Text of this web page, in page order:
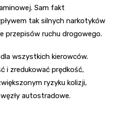
Sam fakt
tak silnych narkotyków
przepisów ruchu drogowego.
wszystkich kierowców.
i zredukować prędkość,
ryzyku kolizji,
autostradowe.